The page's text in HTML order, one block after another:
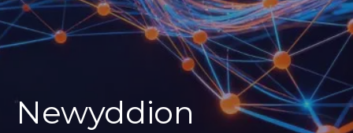
Newyddion